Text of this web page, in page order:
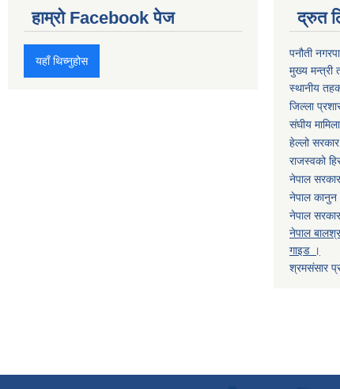
हाम्रो Facebook पेज
यहाँ थिच्नुहोस
द्रुत
पनौती
मुख्य मन्त्री
स्थानीय
जिल्ला
संघीय
हेल्लो
राजस्वको
नेपाल
नेपाल
नेपाल
नेपाल
गाइड ।
श्रमसंसार